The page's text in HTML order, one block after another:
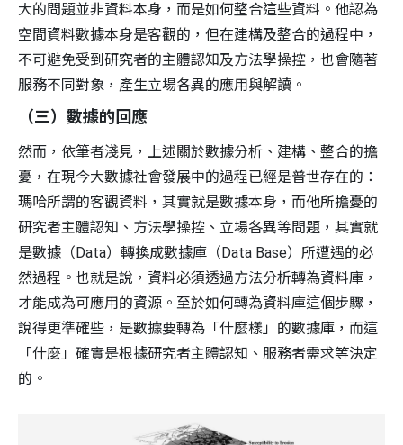
大的問題並非資料本身，而是如何整合這些資料。他認為
空間資料數據本身是客觀的，但在建構及整合的過程中，
不可避免受到研究者的主體認知及方法學操控，也會隨著
服務不同對象，產生立場各異的應用與解讀。
（三）數據的回應
然而，依筆者淺見，上述關於數據分析、建構、整合的擔
憂，在現今大數據社會發展中的過程已經是普世存在的：
瑪哈所謂的客觀資料，其實就是數據本身，而他所擔憂的
研究者主體認知、方法學操控、立場各異等問題，其實就
是數據（Data）轉換成數據庫（Data Base）所遭遇的必
然過程。也就是說，資料必須透過方法分析轉為資料庫，
才能成為可應用的資源。至於如何轉為資料庫這個步驟，
說得更準確些，是數據要轉為「什麼樣」的數據庫，而這
「什麼」確實是根據研究者主體認知、服務者需求等決定
的。